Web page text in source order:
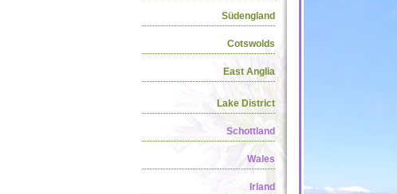
Südengland
Cotswolds
East Anglia
Lake District
Schottland
Wales
Irland